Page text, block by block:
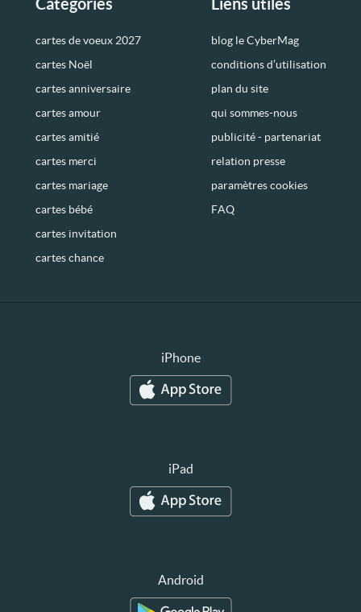
cartes de voeux 2027
cartes Noël
cartes anniversaire
cartes amour
cartes amitié
cartes merci
cartes mariage
cartes bébé
cartes invitation
cartes chance
blog le CyberMag
conditions d’utilisation
plan du site
qui sommes-nous
publicité - partenariat
relation presse
paramètres cookies
FAQ
iPhone
iPad
Android